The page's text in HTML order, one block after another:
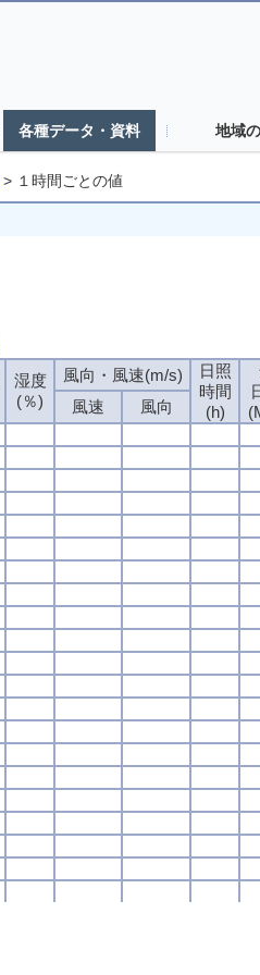
各種データ・資料 地域
> １時間ごとの値
湿度
(％)
風向・風速(m/s)
日照
時間
(h)
風速 風向
湿度
(％)
風向・風速(m/s)
日照
時間
(h)
風速 風向
湿度
(％)
風向・風速(m/s)
日照
時間
(h)
風速 風向
湿度
(％)
風向・風速(m/s)
日照
時間
(h)
風速 風向